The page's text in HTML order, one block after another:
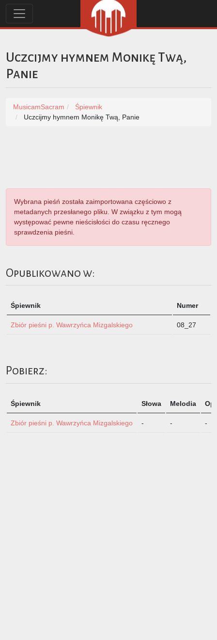
Uczcijmy hymnem Monikę Twą,
Panie
MusicamSacram
Śpiewnik
Uczcijmy hymnem Monikę Twą, Panie
Wybrana pieśń została zaimportowana częściowo z
metadanych przesłanego pliku. W związku z tym mogą
występować pewne nieścisłości do czasu ręcznego
sprawdzenia pieśni.
Opublikowano w:
Śpiewnik Numer
Zbiór pieśni p. Wawrzyńca Mizgalskiego 08_27
Pobierz:
Śpiewnik Słowa Melodia
Zbiór pieśni p. Wawrzyńca Mizgalskiego - - -